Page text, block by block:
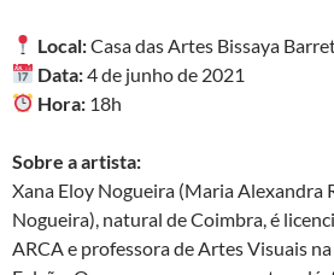
Local:Casa das Artes Bissaya
Data:4 de junho de 2021
Hora: 18h
Sobre a artista:
Xana Eloy Nogueira (Maria Alexandra
Nogueira), natural de Coimbra, é
ARCA e professora de Artes Visuais